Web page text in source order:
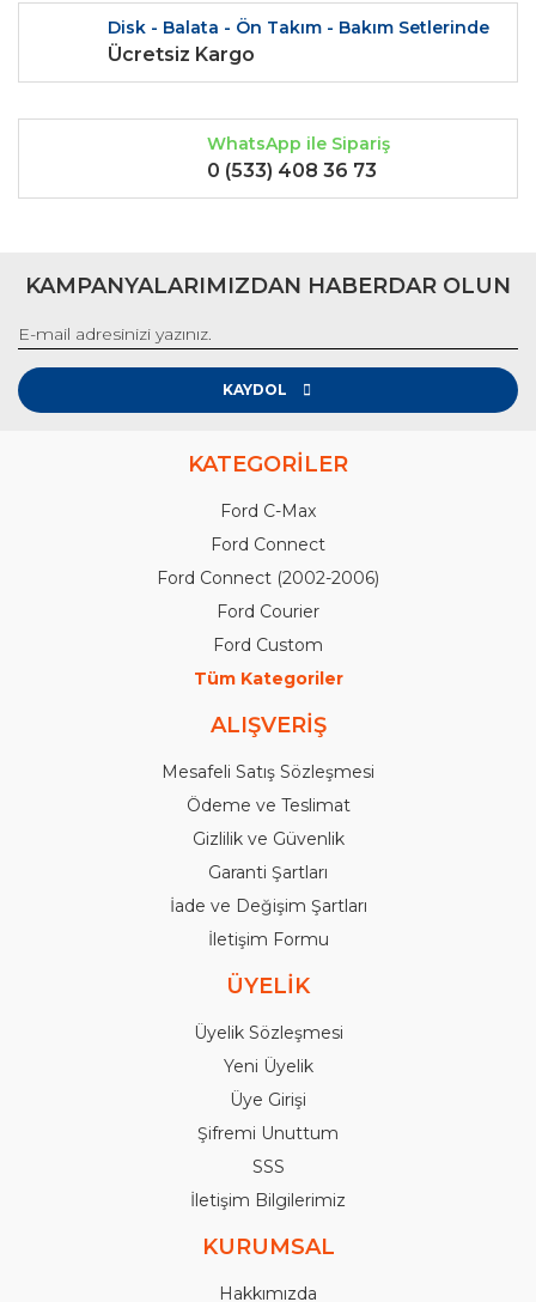
Gönder
Disk - Balata - Ön Takım - Bakım Setlerinde
Ücretsiz Kargo
WhatsApp ile Sipariş
0 (533) 408 36 73
KAMPANYALARIMIZDAN HABERDAR OLUN
KAYDOL
KATEGORİLER
Ford C-Max
Ford Connect
Ford Connect (2002-2006)
Ford Courier
Ford Custom
Tüm Kategoriler
ALIŞVERİŞ
Mesafeli Satış Sözleşmesi
Ödeme ve Teslimat
Gizlilik ve Güvenlik
Garanti Şartları
İade ve Değişim Şartları
İletişim Formu
ÜYELİK
Üyelik Sözleşmesi
Yeni Üyelik
Üye Girişi
Şifremi Unuttum
SSS
İletişim Bilgilerimiz
KURUMSAL
Hakkımızda